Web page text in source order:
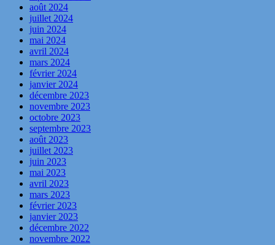
août 2024
juillet 2024
juin 2024
mai 2024
avril 2024
mars 2024
février 2024
janvier 2024
décembre 2023
novembre 2023
octobre 2023
septembre 2023
août 2023
juillet 2023
juin 2023
mai 2023
avril 2023
mars 2023
février 2023
janvier 2023
décembre 2022
novembre 2022